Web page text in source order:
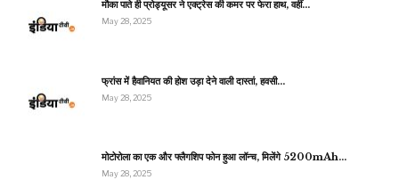
मौका पाते ही प्रोड्यूसर ने एक्ट्रेस की कमर पर फेरा हाथ, वहीं…
May 28, 2025
फ्रांस में हैवानियत की होश उड़ा देने वाली दास्तां, हवसी…
May 28, 2025
मोटोरोला का एक और फ्लैगशिप फोन हुआ लॉन्च, मिलेंगे 5200mAh…
May 28, 2025